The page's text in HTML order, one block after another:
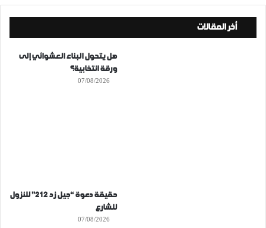
أخر المقالات
هل يتحول البناء العشوائي إلى
ورقة انتخابية؟
07/08/2026
حقيقة دعوة “جيل زد 212” للنزول
للشارع
07/08/2026